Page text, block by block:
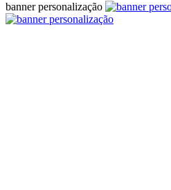
banner personalização